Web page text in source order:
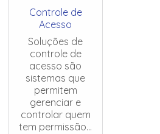
Controle de
Acesso
Soluções de
controle de
acesso são
sistemas que
permitem
gerenciar e
controlar quem
tem permissão...